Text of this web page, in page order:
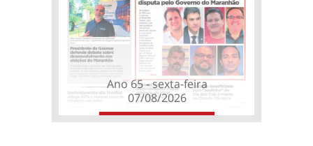
Ano 65 - sexta-feira
07/08/2026